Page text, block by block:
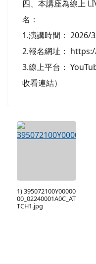
四、本講座為線上
名：
1.演講時間： 2026/
2.報名網址：
3.線上平台：
收看連結）
1) 395072100Y00000
00_02240001A0C_AT
TCH1.jpg